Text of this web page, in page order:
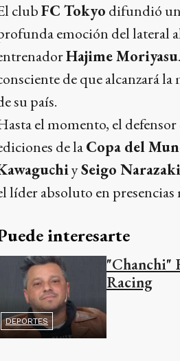
clubFC Tokyo difundió un
emoción del lateral
Hajime Moriyasu
de que alcanzará
su país.
el momento, el
de laCopa del
ySeigo Narazaki
líder absoluto en
interesarte
DEPORTES
"Chanchi"
Racing